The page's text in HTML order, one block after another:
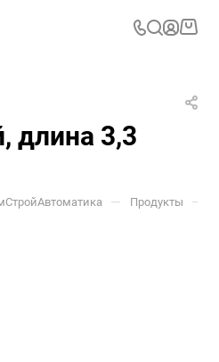
длина 3,3
— Продукты —